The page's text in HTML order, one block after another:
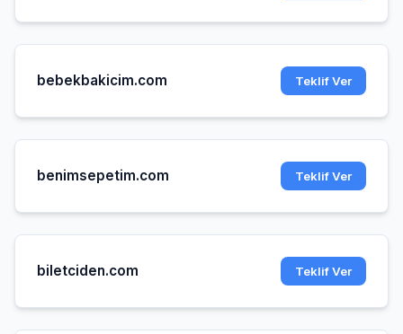
bebekbakicim.com Teklif Ver
benimsepetim.com Teklif Ver
biletciden.com Teklif Ver